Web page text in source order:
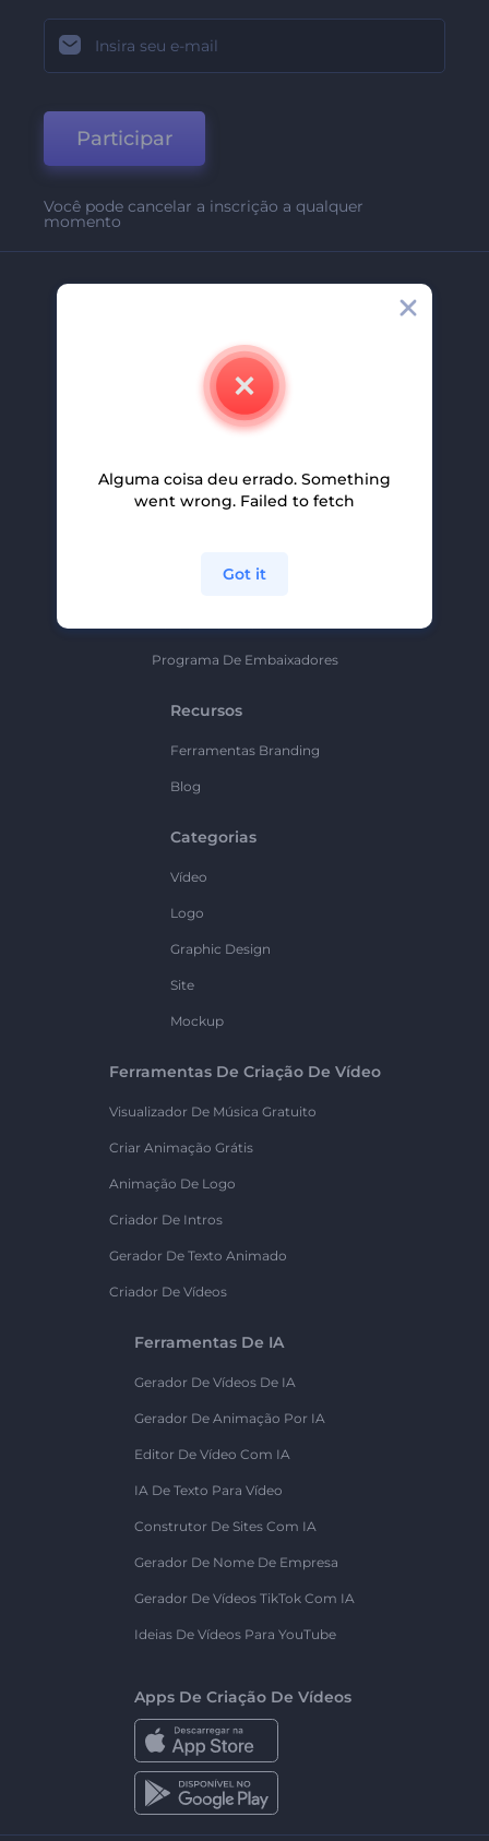
Participar
Você pode cancelar a inscrição a qualquer
momento
Contate-Nos
Carreiras
Programa De Afiliados
Programa De Embaixadores
Recursos
Ferramentas Branding
Blog
Categorias
Vídeo
Logo
Graphic Design
Site
Mockup
Ferramentas De Criação De Vídeo
Visualizador De Música Gratuito
Criar Animação Grátis
Animação De Logo
Criador De Intros
Gerador De Texto Animado
Criador De Vídeos
Ferramentas De IA
Gerador De Vídeos De IA
Gerador De Animação Por IA
Editor De Vídeo Com IA
IA De Texto Para Vídeo
Construtor De Sites Com IA
Gerador De Nome De Empresa
Gerador De Vídeos TikTok Com IA
Ideias De Vídeos Para YouTube
Apps De Criação De Vídeos
Alguma coisa deu errado. Something
went wrong. Failed to fetch
Got it